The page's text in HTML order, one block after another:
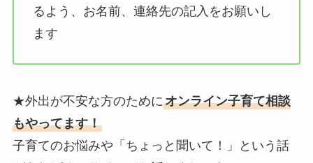
るよう、お名前、連絡先の記入をお願いし
ます
★外出が不安な方のためにオンライン子育て相談
もやってます！
子育てのお悩みや「ちょっと聞いて！」という話